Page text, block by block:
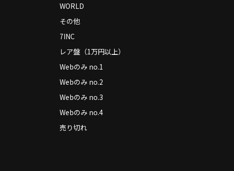
WORLD
その他
7INC
レア盤（1万円以上）
Webのみ no.1
Webのみ no.2
Webのみ no.3
Webのみ no.4
売り切れ